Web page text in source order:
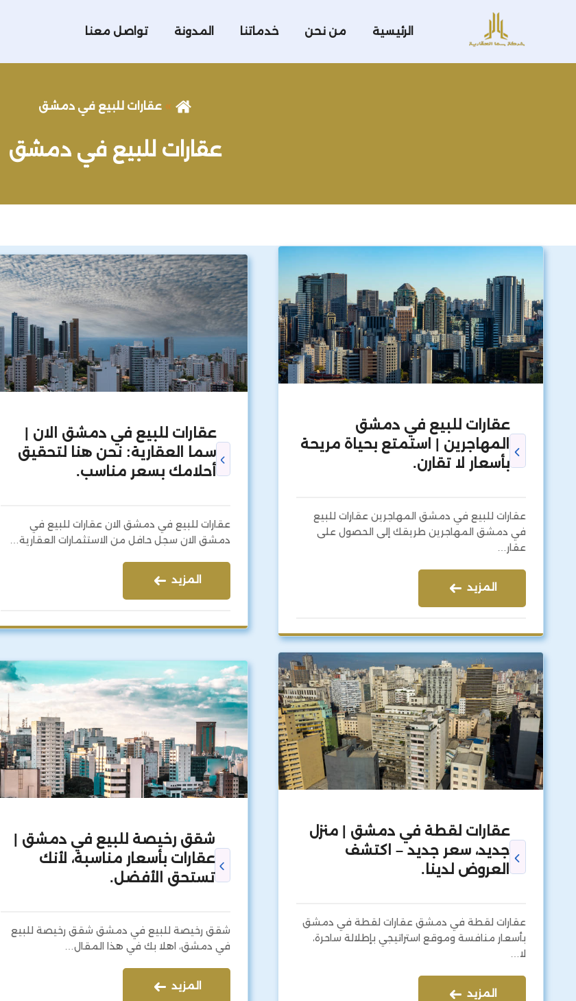
الرئيسية من نحن خدماتنا المدونة تواصل معنا
عقارات للبيع في دمشق
عقارات للبيع في دمشق
عقارات للبيع في دمشق
المهاجرين | استمتع بحياة مريحة
بأسعار لا تقارن.
عقارات للبيع في دمشق المهاجرين عقارات للبيع
في دمشق المهاجرين طريقك إلى الحصول على
عقار…
المزيد
عقارات للبيع في دمشق الان |
سما العقارية: نحن هنا لتحقيق
أحلامك بسعر مناسب.
عقارات للبيع في دمشق الان عقارات للبيع في
دمشق الان سجل حافل من الاستثمارات العقارية…
المزيد
عقارات لقطة في دمشق | منزل
جديد، سعر جديد – اكتشف
العروض لدينا.
عقارات لقطة في دمشق عقارات لقطة في دمشق
بأسعار منافسة وموقع استراتيجي بإطلالة ساحرة،
لا…
المزيد
شقق رخيصة للبيع في دمشق |
عقارات بأسعار مناسبة، لأنك
تستحق الأفضل.
شقق رخيصة للبيع في دمشق شقق رخيصة للبيع
في دمشق، اهلا بك في هذا المقال…
المزيد